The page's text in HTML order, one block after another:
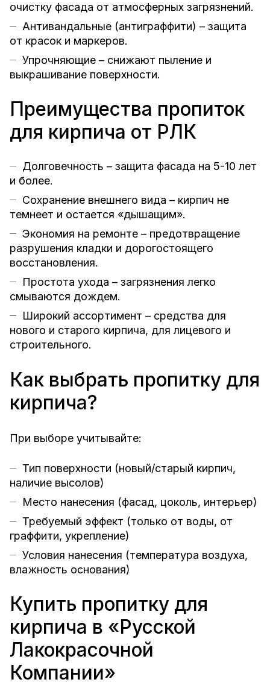
очистку фасада от атмосферных загрязнений.
Антивандальные (антиграффити) – защита
от красок и маркеров.
Упрочняющие – снижают пыление и
выкрашивание поверхности.
Преимущества пропиток
для кирпича от РЛК
Долговечность – защита фасада на 5-10 лет
и более.
Сохранение внешнего вида – кирпич не
темнеет и остается «дышащим».
Экономия на ремонте – предотвращение
разрушения кладки и дорогостоящего
восстановления.
Простота ухода – загрязнения легко
смываются дождем.
Широкий ассортимент – средства для
нового и старого кирпича, для лицевого и
строительного.
Как выбрать пропитку для
кирпича?
При выборе учитывайте:
Тип поверхности (новый/старый кирпич,
наличие высолов)
Место нанесения (фасад, цоколь, интерьер)
Требуемый эффект (только от воды, от
граффити, укрепление)
Условия нанесения (температура воздуха,
влажность основания)
Купить пропитку для
кирпича в «Русской
Лакокрасочной
Компании»